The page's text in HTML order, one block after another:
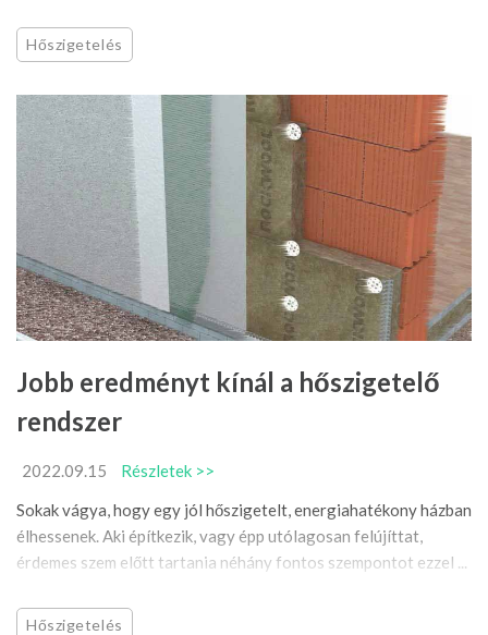
Hőszigetelés
Jobb eredményt kínál a hőszigetelő
rendszer
2022.09.15
Részletek >>
Sokak vágya, hogy egy jól hőszigetelt, energiahatékony házban
élhessenek. Aki építkezik, vagy épp utólagosan felújíttat,
érdemes szem előtt tartania néhány fontos szempontot ezzel ...
Hőszigetelés